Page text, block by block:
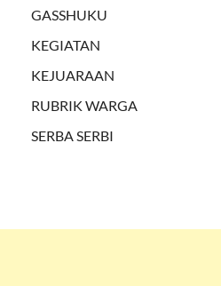
GASSHUKU
KEGIATAN
KEJUARAAN
RUBRIK WARGA
SERBA SERBI